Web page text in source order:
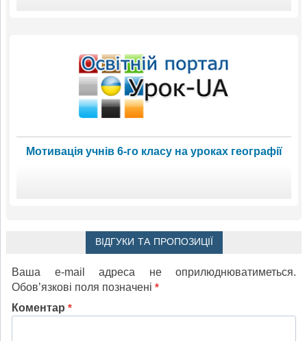
Мотивація учнів 6-го класу на уроках географії
ВІДГУКИ ТА ПРОПОЗИЦІЇ
Ваша e-mail адреса не оприлюднюватиметься.
Обов’язкові поля позначені *
Коментар *